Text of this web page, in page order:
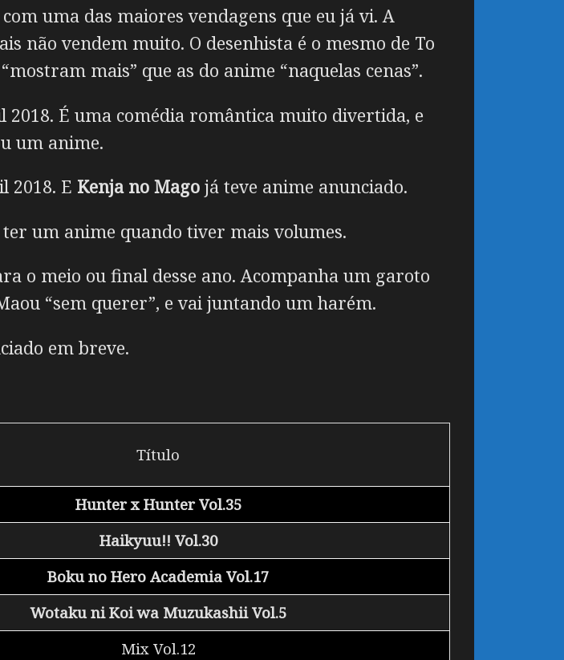
uma das maiores vendagens que eu já vi. A
não vendem muito. O desenhista é o mesmo de To
mais” que as do anime “naquelas cenas”.
É uma comédia romântica muito divertida, e
um anime.
2018. E Kenja no Mago já teve anime anunciado.
um anime quando tiver mais volumes.
o meio ou final desse ano. Acompanha um garoto
“sem querer”, e vai juntando um harém.
em breve.
Título
Hunter x Hunter Vol.35
Haikyuu!! Vol.30
Boku no Hero Academia Vol.17
Wotaku ni Koi wa Muzukashii Vol.5
Mix Vol.12